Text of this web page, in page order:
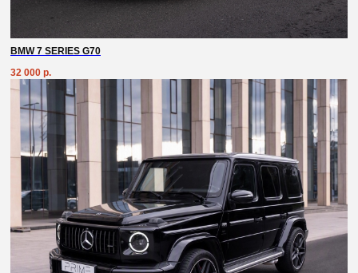
BMW 7 SERIES G70
32 000 р.